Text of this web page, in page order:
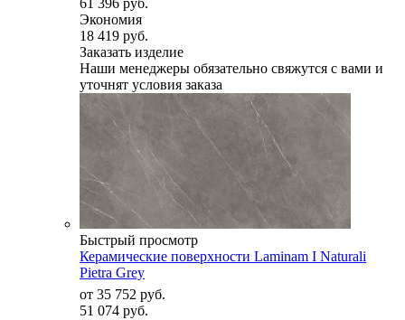
Экономия
18 419 руб.
Заказать изделие
Наши менеджеры обязательно свяжутся с вами и
уточнят условия заказа
Быстрый просмотр
Керамические поверхности Laminam I Naturali
Pietra Grey
от 35 752 руб.
51 074 руб.